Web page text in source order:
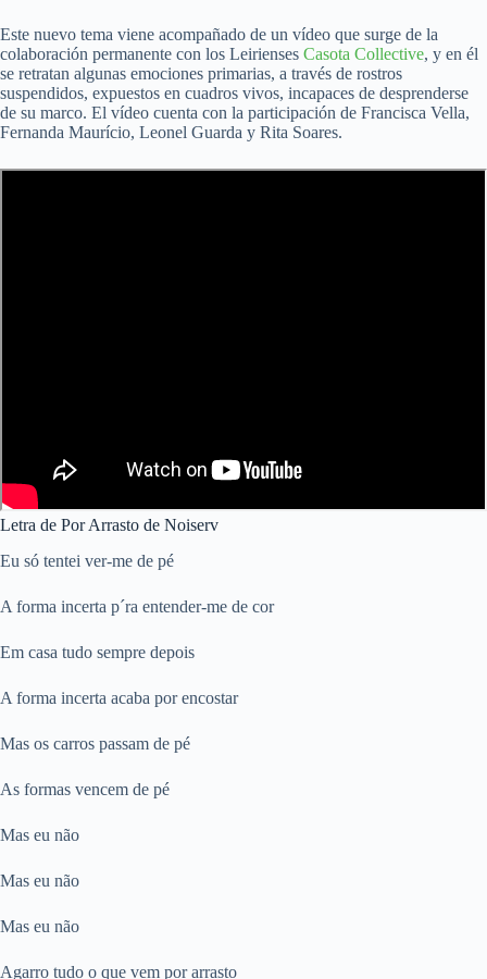
Este nuevo tema viene acompañado de un vídeo que surge de la
colaboración permanente con los Leirienses Casota Collective, y en él
se retratan algunas emociones primarias, a través de rostros
suspendidos, expuestos en cuadros vivos, incapaces de desprenderse
de su marco. El vídeo cuenta con la participación de Francisca Vella,
Fernanda Maurício, Leonel Guarda y Rita Soares.
Letra de Por Arrasto de Noiserv
Eu só tentei ver-me de pé
A forma incerta p´ra entender-me de cor
Em casa tudo sempre depois
A forma incerta acaba por encostar
Mas os carros passam de pé
As formas vencem de pé
Mas eu não
Mas eu não
Mas eu não
Agarro tudo o que vem por arrasto